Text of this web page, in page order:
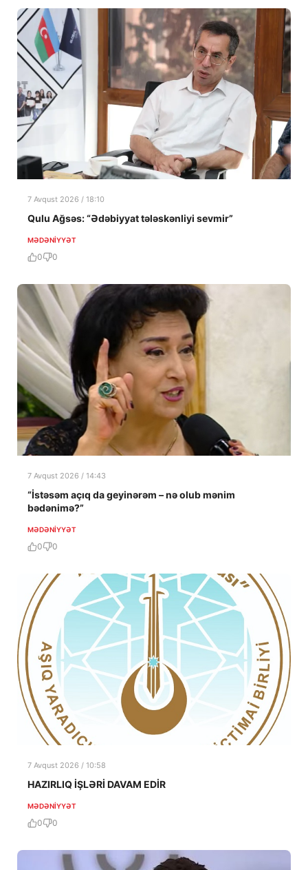
7 Avqust 2026 / 18:10
Qulu Ağsəs: “Ədəbiyyat tələskənliyi sevmir”
MƏDƏNIYYƏT
0 0
7 Avqust 2026 / 14:43
“İstəsəm açıq da geyinərəm – nə olub mənim
bədənimə?”
MƏDƏNIYYƏT
0 0
7 Avqust 2026 / 10:58
HAZIRLIQ İŞLƏRİ DAVAM EDİR
MƏDƏNIYYƏT
0 0